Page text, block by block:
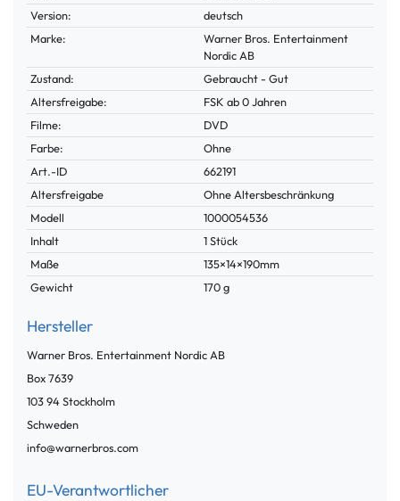
Merkmal
Version:
deutsch
Marke:
Warner Bros. Entertainment
Nordic AB
Zustand:
Gebraucht - Gut
Altersfreigabe:
FSK ab 0 Jahren
Filme:
DVD
Farbe:
Ohne
Technisches
Merkmal
Wert
Art.-ID
662191
Altersfreigabe
Ohne Altersbeschränkung
Modell
1000054536
Inhalt
1 Stück
Maße
135×14×190mm
Gewicht
170 g
Hersteller
Warner Bros. Entertainment Nordic AB
Box7639
103 94Stockholm
Schweden
info@warnerbros.com
EU-Verantwortlicher